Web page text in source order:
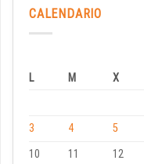
CALENDARIO
L M X
3
4 5
10
11 12